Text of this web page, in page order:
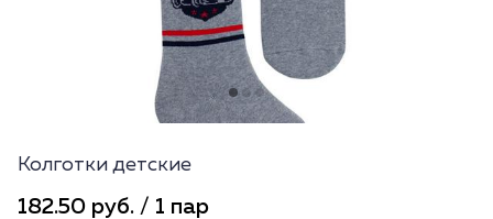
Колготки детские
182.50 руб. / 1 пар